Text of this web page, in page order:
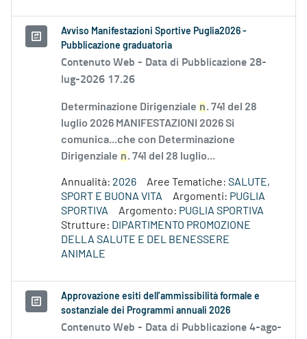
Avviso Manifestazioni Sportive Puglia2026 -
Pubblicazione graduatoria
Contenuto Web - Data di Pubblicazione 28-
lug-2026 17.26
Determinazione Dirigenziale n. 741 del 28
luglio 2026 MANIFESTAZIONI 2026 Si
comunica...che con Determinazione
Dirigenziale n. 741 del 28 luglio...
Annualità: 2026 Aree Tematiche: SALUTE,
SPORT E BUONA VITA
Argomenti: PUGLIA
SPORTIVA
Argomento: PUGLIA SPORTIVA
Strutture: DIPARTIMENTO PROMOZIONE
DELLA SALUTE E DEL BENESSERE
ANIMALE
Approvazione esiti dell’ammissibilità formale e
sostanziale dei Programmi annuali 2026
Contenuto Web - Data di Pubblicazione 4-ago-